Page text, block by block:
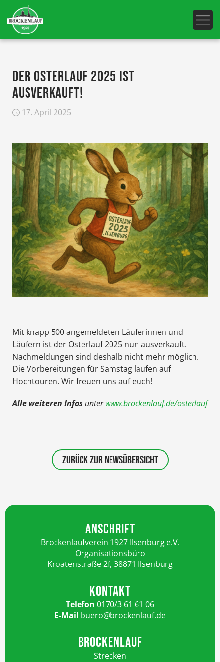
DER OSTERLAUF 2025 IST
AUSVERKAUFT!
17. April 2025
Mit knapp 500 angemeldeten Läuferinnen und
Läufern ist der Osterlauf 2025 nun ausverkauft.
Nachmeldungen sind deshalb nicht mehr möglich.
Die Vorbereitungen für Samstag laufen auf
Hochtouren. Wir freuen uns auf euch!
Alle weiteren Infos unterwww.brockenlauf.de/osterlauf
ZURÜCK ZUR NEWSÜBERSICHT
ANSCHRIFT
Brockenlaufverein 1927 Ilsenburg e.V.
Organisationsbüro
Kroatenstraße 2f, 38871 Ilsenburg
KONTAKT
Telefon 0170/3 61 61 06
E-Mail buero@brockenlauf.de
BROCKENLAUF
Strecken